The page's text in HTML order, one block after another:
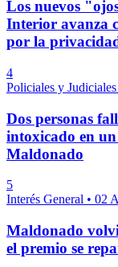
Los nuevos
Interior avanza
por la
4
Policiales y Judiciales
Dos personas
intoxicado en
Maldonado
5
Interés General • 02
Maldonado
el premio se